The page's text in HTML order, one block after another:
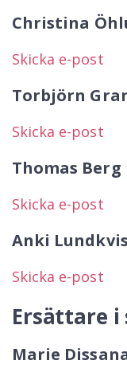
Christina
Skicka e-post
Torbjörn
Skicka e-post
Thomas Berg
Skicka e-post
Anki
Skicka e-post
Ersättare i
Marie